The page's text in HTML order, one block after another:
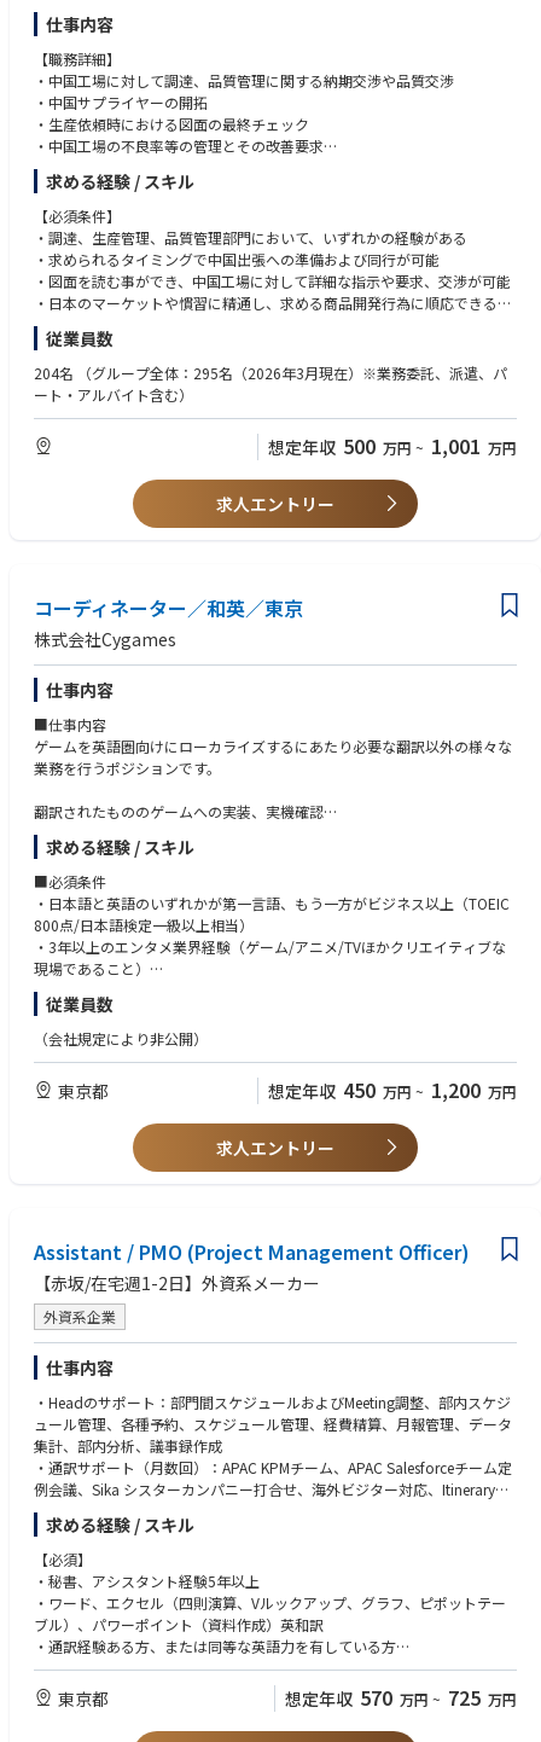
社外：サプライヤ、Volvo
■当社について：
当社は、埼玉県上尾市に本社を置く国際的な商用車ソリューション・プロ
バイダーです。オートメーション、エレクトロモビリティ、コネクティビ
ティにおける高度なイノベーションを通じて、次世代のスマート・ロジス
ティクス・ソリューションに取り組んでいます。また、大型トラック、中
型トラック、小型トラックを幅広く開発、製造、販売しており、世界 60
カ国以上で事業を展開しています。私たちのトラックと社員は、日々、お
客様やビジネス・パートナーのために、さらなる努力を続けています。そ
して当社は、 40 カ国の国籍を持つ8,000 人の社員で構成されていて、多
様性と情熱をもって製品とサービスを提供しています。
仕事内容
【職務詳細】
・中国工場に対して調達、品質管理に関する納期交渉や品質交渉
・中国サプライヤーの開拓
・生産依頼時における図面の最終チェック
・中国工場の不良率等の管理とその改善要求
・在庫管理
・日本人スタッフの中国工場や展示会等のアテンダントおよび通訳
・調達、生産管理、品質管理、デリバリー業務
・中国製品規格から日本規格(JIS等)の認証取得業務
・中国語の文章を日本国内向けへの翻訳、新規製作業務 等
求める経験 / スキル
【必須条件】
・調達、生産管理、品質管理部門において、いずれかの経験がある
・求められるタイミングで中国出張への準備および同行が可能
・図面を読む事ができ、中国工場に対して詳細な指示や要求、交渉が可能
・日本のマーケットや慣習に精通し、求める商品開発行為に順応できる
・日本語検定Ｎ1相当で日本人スタッフと意思疎通が取れる
・中国語ネイティブレベルであること
・日本企業の就業経験5年以上
・英語でのコミュニケーションが可能
・CADを使用する事ができ、図面の修正等が可能
【求める人物像】
・図面を細かく確認する事ができ、それに紐付く関連資料との整合性が取
・問題が発生したら即座に向き合い、その現場まで赴くバイタリティと、
冷静に原因を分析できる思考を持ち合わせている
・確実性、再現性を重視した慎重な性格の持ち主
従業員数
204名
（グループ全体：295名（2026年3月現在）※業務委託、派遣、パ
ート・アルバイト含む）
想定年収 500 万円 ~ 1,001 万円
求人エントリー
コーディネーター／和英／東京
株式会社Cygames
仕事内容
■仕事内容
ゲームを英語圏向けにローカライズするにあたり必要な翻訳以外の様々な
業務を行うポジションです。
翻訳されたもののゲームへの実装、実機確認
校正
翻訳関連資料作成、編集、管理 など
■関連記事
Cygames Magazine ：
世界各地で変わらぬゲーム体験を！世界観を最適化するローカライゼーシ
ョンチームが考えていること
求める経験 / スキル
■必須条件
・日本語と英語のいずれかが第一言語、もう一方がビジネス以上（TOEIC
800点/日本語検定一級以上相当）
・3年以上のエンタメ業界経験（ゲーム/アニメ/TVほかクリエイティブな
現場であること）
・チームリードまたはメンバーマネジメント経験
・PCスキル（中級）を効果的に使った業務処理経験
・イギリス英語特有の表現・スペリング・ニュアンスを深く理解している
方
・CATツール使用経験
・ファンタジー、西洋古典文学が好きな方
・ゲームを”もっと面白くしたい”と考えられている方
従業員数
（会社規定により非公開）
東京都 想定年収 450 万円 ~ 1,200 万円
求人エントリー
Assistant / PMO (Project Management Officer)
【赤坂/在宅週1-2日】外資系メーカー
外資系企業
仕事内容
・Headのサポート：部門間スケジュールおよびMeeting調整、部内スケジ
ュール管理、各種予約、スケジュール管理、経費精算、月報管理、データ
集計、部内分析、議事録作成
・通訳サポート（月数回）：APAC KPMチーム、APAC Salesforceチーム定
例会議、Sika シスターカンパニー打合せ、海外ビジター対応、Itinerary、
アテンド、帯同
・部内月末処理、WF申請、発送物対応、備品管理、説明会、セミナー、
キックオフミーティング等のイベントサポート
・プロジェクトサポート（現行）：SalesforceプロジェクトTaskサポー
ト、工場新築プロジェクト、Association発足、新規各種プロジェクト
求める経験 / スキル
【必須】
・秘書、アシスタント経験5年以上
・ワード、エクセル（四則演算、Vルックアップ、グラフ、ピポットテー
ブル）、パワーポイント（資料作成）英和訳
・通訳経験ある方、または同等な英語力を有している方
【尚可】
・CRM（SAP,セールスフォースなど）使用経験
東京都 想定年収 570 万円 ~ 725 万円